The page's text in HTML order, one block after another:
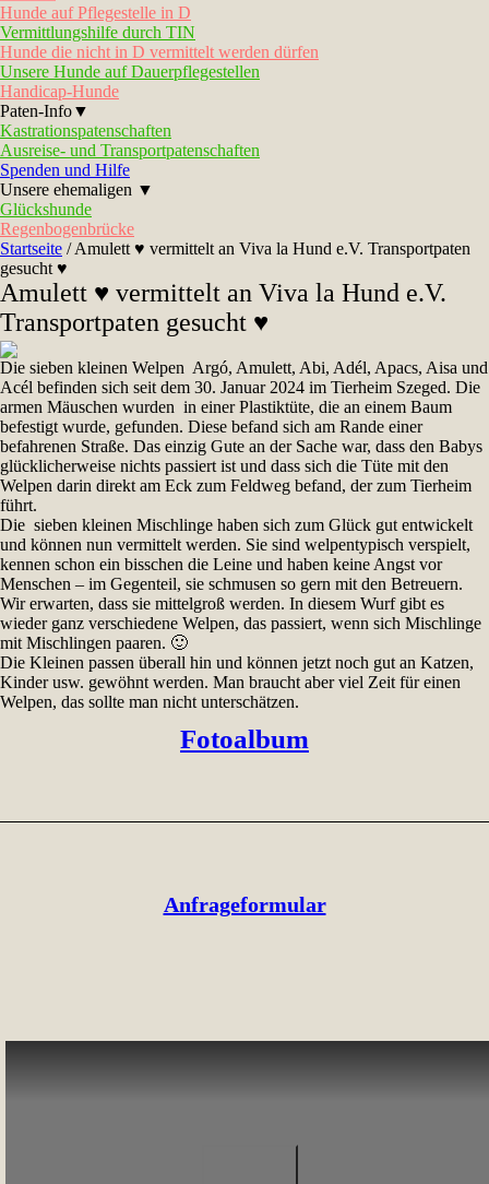
Hunde auf Pflegestelle in D
Vermittlungshilfe durch TIN
Hunde die nicht in D vermittelt werden dürfen
Unsere Hunde auf Dauerpflegestellen
Handicap-Hunde
Paten-Info▼
Kastrationspatenschaften
Ausreise- und Transportpatenschaften
Spenden und Hilfe
Unsere ehemaligen ▼
Glückshunde
Regenbogenbrücke
Startseite /Amulett ♥ vermittelt an Viva la Hund e.V. Transportpaten
gesucht ♥
Amulett ♥ vermittelt an Viva la Hund e.V.
Transportpaten gesucht ♥
Die sieben kleinen Welpen Argó, Amulett, Abi, Adél, Apacs, Aisa und
Acél befinden sich seit dem 30. Januar 2024 im Tierheim Szeged. Die
armen Mäuschen wurden in einer Plastiktüte, die an einem Baum
befestigt wurde, gefunden. Diese befand sich am Rande einer
befahrenen Straße. Das einzig Gute an der Sache war, dass den Babys
glücklicherweise nichts passiert ist und dass sich die Tüte mit den
Welpen darin direkt am Eck zum Feldweg befand, der zum Tierheim
führt.
Die sieben kleinen Mischlinge haben sich zum Glück gut entwickelt
und können nun vermittelt werden. Sie sind welpentypisch verspielt,
kennen schon ein bisschen die Leine und haben keine Angst vor
Menschen – im Gegenteil, sie schmusen so gern mit den Betreuern.
Wir erwarten, dass sie mittelgroß werden. In diesem Wurf gibt es
wieder ganz verschiedene Welpen, das passiert, wenn sich Mischlinge
mit Mischlingen paaren. 🙂
Die Kleinen passen überall hin und können jetzt noch gut an Katzen,
Kinder usw. gewöhnt werden. Man braucht aber viel Zeit für einen
Welpen, das sollte man nicht unterschätzen.
Fotoalbum
Anfrageformular